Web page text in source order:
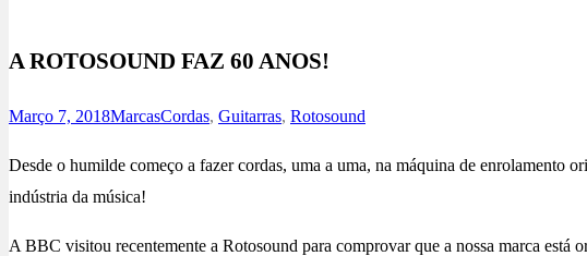
A ROTOSOUND FAZ 60 ANOS!
Março 7, 2018MarcasCordas, Guitarras, Rotosound
Desde o humilde começo a fazer cordas, uma a uma, na máquina de enrolamento
indústria da música!
A BBC visitou recentemente a Rotosound para comprovar que a nossa marca está